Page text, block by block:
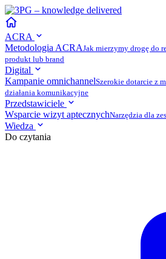
ACRA
Metodologia ACRAJak mierzymy drogę do
produkt lub brand
Digital
Kampanie omnichannelSzerokie dotarcie z
działania komunikacyjne
Przedstawiciele
Wsparcie wizyt aptecznychNarzędzia dla
Wiedza
Do czytania